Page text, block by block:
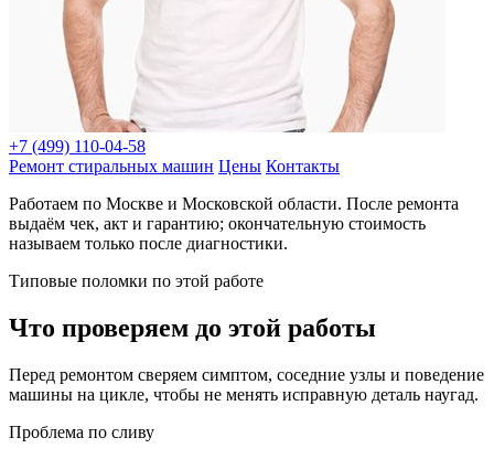
+7 (499) 110-04-58
Ремонт стиральных машин Цены Контакты
Работаем по Москве и Московской области. После ремонта
выдаём чек, акт и гарантию; окончательную стоимость
называем только после диагностики.
Типовые поломки по этой работе
Что проверяем до этой работы
Перед ремонтом сверяем симптом, соседние узлы и поведение
машины на цикле, чтобы не менять исправную деталь наугад.
Проблема по сливу